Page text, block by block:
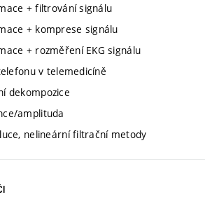
+ filtrování signálu
+ komprese signálu
+ rozměření EKG signálu
v telemedicíně
dekompozice
amplituda
nelineární filtrační metody